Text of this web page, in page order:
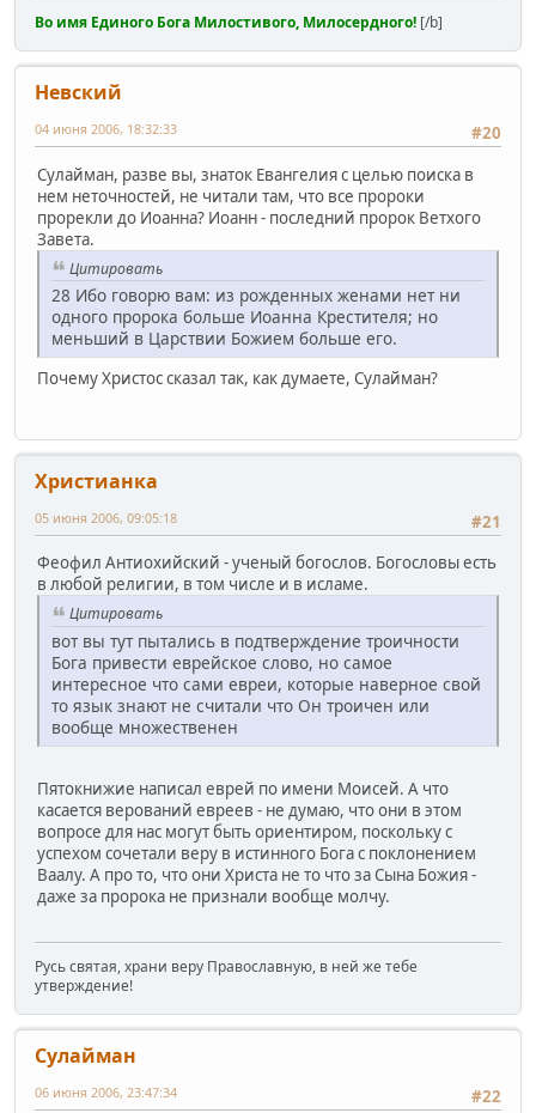
Во имя Единого Бога Милостивого, Милосердного! [/b]
Невский
#20
04 июня 2006, 18:32:33
Сулайман, разве вы, знаток Евангелия с целью поиска в
нем неточностей, не читали там, что все пророки
прорекли до Иоанна? Иоанн - последний пророк Ветхого
Завета.
Цитировать
28 Ибо говорю вам: из рожденных женами нет ни
одного пророка больше Иоанна Крестителя; но
меньший в Царствии Божием больше его.
Почему Христос сказал так, как думаете, Сулайман?
Христианка
#21
05 июня 2006, 09:05:18
Феофил Антиохийский - ученый богослов. Богословы есть
в любой религии, в том числе и в исламе.
Цитировать
вот вы тут пытались в подтверждение троичности
Бога привести еврейское слово, но самое
интересное что сами евреи, которые наверное свой
то язык знают не считали что Он троичен или
вообще множественен
Пятокнижие написал еврей по имени Моисей. А что
касается верований евреев - не думаю, что они в этом
вопросе для нас могут быть ориентиром, поскольку с
успехом сочетали веру в истинного Бога с поклонением
Ваалу. А про то, что они Христа не то что за Сына Божия -
даже за пророка не признали вообще молчу.
Русь святая, храни веру Православную, в ней же тебе
утверждение!
Сулайман
#22
06 июня 2006, 23:47:34